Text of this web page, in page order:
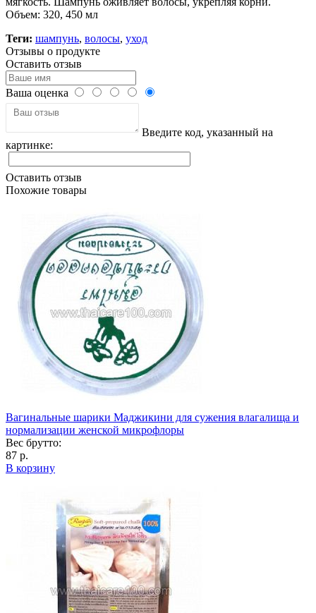
Объем: 320, 450 мл
Теги: шампунь, волосы, уход
Отзывы о продукте
Оставить отзыв
Ваша оценка
Введите код, указанный на
картинке:
Оставить отзыв
Похожие товары
Вагинальные шарики Маджикини для сужения влагалища и
нормализации женской микрофлоры
Вес брутто:
87 р.
В корзину